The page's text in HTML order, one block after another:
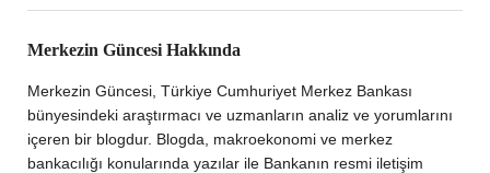
Merkezin Güncesi Hakkında
Merkezin Güncesi, Türkiye Cumhuriyet Merkez Bankası
bünyesindeki araştırmacı ve uzmanların analiz ve yorumlarını
içeren bir blogdur. Blogda, makroekonomi ve merkez
bankacılığı konularında yazılar ile Bankanın resmi iletişim